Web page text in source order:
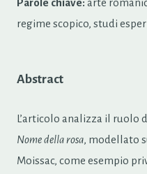
Parole chiave:arte
regime scopico, studi
Abstract
L’articolo analizza il ruolo
Nome della rosa, modellato
Moissac, come esempio